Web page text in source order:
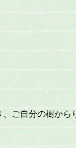
、ご自分の樹か